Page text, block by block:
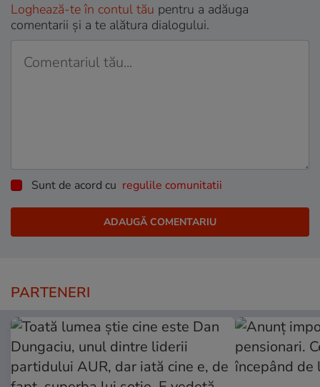
Loghează-te în contul tău pentru a adăuga
comentarii și a te alătura dialogului.
Sunt de acord cu regulile comunitatii
PARTENERI